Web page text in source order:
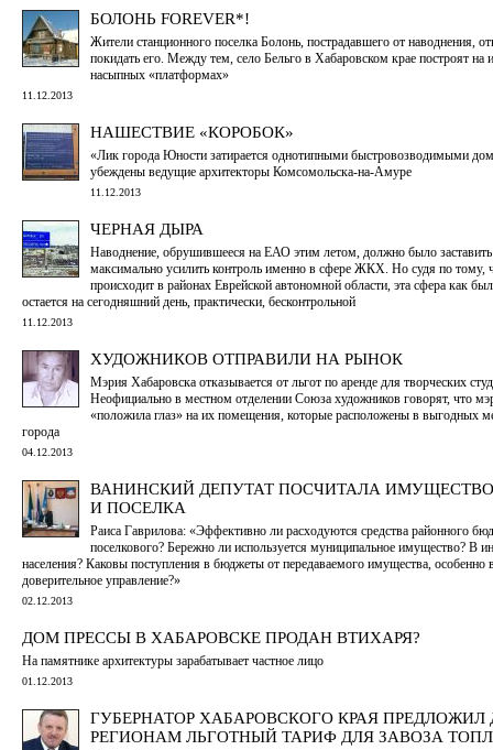
БОЛОНЬ FOREVER*!
Жители станционного поселка Болонь, пострадавшего от наводнения,
покидать его. Между тем, село Бельго в Хабаровском крае построят на
насыпных «платформах»
11.12.2013
НАШЕСТВИЕ «КОРОБОК»
«Лик города Юности затирается однотипными быстровозводимыми
убеждены ведущие архитекторы Комсомольска-на-Амуре
11.12.2013
ЧЕРНАЯ ДЫРА
Наводнение, обрушившееся на ЕАО этим летом, должно было
максимально усилить контроль именно в сфере ЖКХ. Но судя по тому,
происходит в районах Еврейской автономной области, эта сфера как
остается на сегодняшний день, практически, бесконтрольной
11.12.2013
ХУДОЖНИКОВ ОТПРАВИЛИ НА РЫНОК
Мэрия Хабаровска отказывается от льгот по аренде для творческих
Неофициально в местном отделении Союза художников говорят, что
«положила глаз» на их помещения, которые расположены в выгодных
города
04.12.2013
ВАНИНСКИЙ ДЕПУТАТ ПОСЧИТАЛА
И ПОСЕЛКА
Раиса Гаврилова: «Эффективно ли расходуются средства районного
поселкового? Бережно ли используется муниципальное имущество? В
населения? Каковы поступления в бюджеты от передаваемого имущества, особенно
доверительное управление?»
02.12.2013
ДОМ ПРЕССЫ В ХАБАРОВСКЕ ПРОДАН ВТИХАРЯ?
На памятнике архитектуры зарабатывает частное лицо
01.12.2013
ГУБЕРНАТОР ХАБАРОВСКОГО КРАЯ ПРЕДЛОЖИЛ
РЕГИОНАМ ЛЬГОТНЫЙ ТАРИФ ДЛЯ ЗАВОЗА